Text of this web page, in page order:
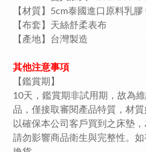
【材質】5cm泰國進口原料乳
【布套】天絲舒柔表布
【產地】台灣製造
其他注意事項
【鑑賞期】
10天，鑑賞期非試用期，故為
品，僅接取審閱產品特質，材質
以確保本公司客戶買到之床墊
請勿影響商品衛生與完整性。如